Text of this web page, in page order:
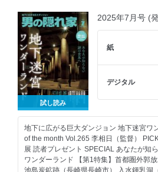
次回予告／奥付
裏表紙
［綴じ込み付録］ライフスタイルに合わ
のクルマ選び
［北海道夕張市］ 柴又［東京都葛飾区
尾道［広島県尾道市］ 『名』画座に行
店 少年少女も熱狂した！ 昭和ウルトラ
ローマン 万博大爆発』 昭和100年の特撮
だ! 大阪だ! 万博のすべて。 告知 男の隠れ
MANGA エンターテインメント トピック
ちょっと一杯やらないか？ 男の隠れ家 特
中泊STYLE 70 告知 Focus on Tradition 年
案内 インフォメーション 男の隠れ家
ンケートのお願い 隠れ家通信／編集部だ
酒造×男の隠れ家 一番雫 LIMITED
紙 綴じ込み付録 特撮の秘密に迫る！ ウ
撮アーカイブセンター
試し読み
2025年7月号 (
紙
デジタル
地下に広がる巨大ダンジョン 地下迷宮ワ
of the month Vol.265 李相日（監督）
展 読者プレゼント SPECIAL あなたが知
ワンダーランド 【第1特集】首都圏外郭放
池島炭鉱跡（長崎県長崎市） 入水鍾乳洞